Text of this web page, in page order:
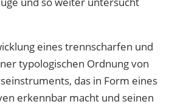
eines trennscharfen und
typologischen Ordnung von
das in Form eines
erkennbar macht und seinen